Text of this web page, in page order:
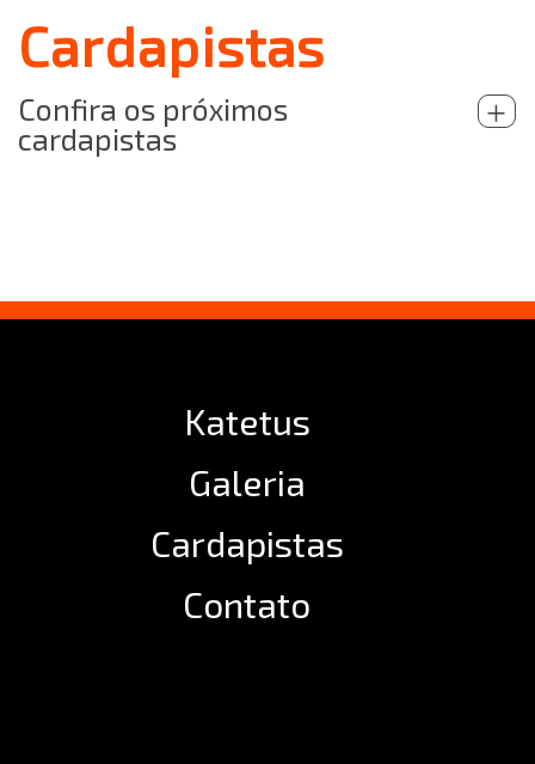
Cardapistas
Confira os próximos
cardapistas
+
Katetus
Galeria
Cardapistas
Contato